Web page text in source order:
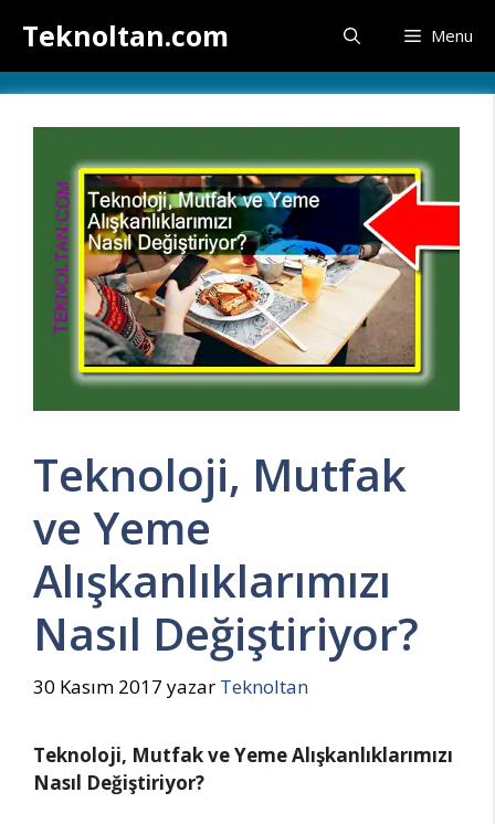
atlaTeknoltan.com Menu
Teknoloji, Mutfak
ve Yeme
Alışkanlıklarımızı
Nasıl Değiştiriyor?
30 Kasım 2017 yazar Teknoltan
Teknoloji, Mutfak ve Yeme Alışkanlıklarımızı
Nasıl Değiştiriyor?